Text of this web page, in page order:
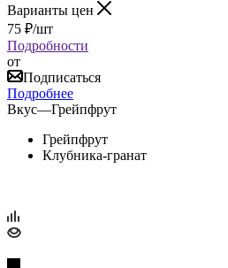
Варианты цен
75 ₽/шт
Подробности
от
Подписаться
Подробнее
Вкус—Грейпфрут
Грейпфрут
Клубника-гранат